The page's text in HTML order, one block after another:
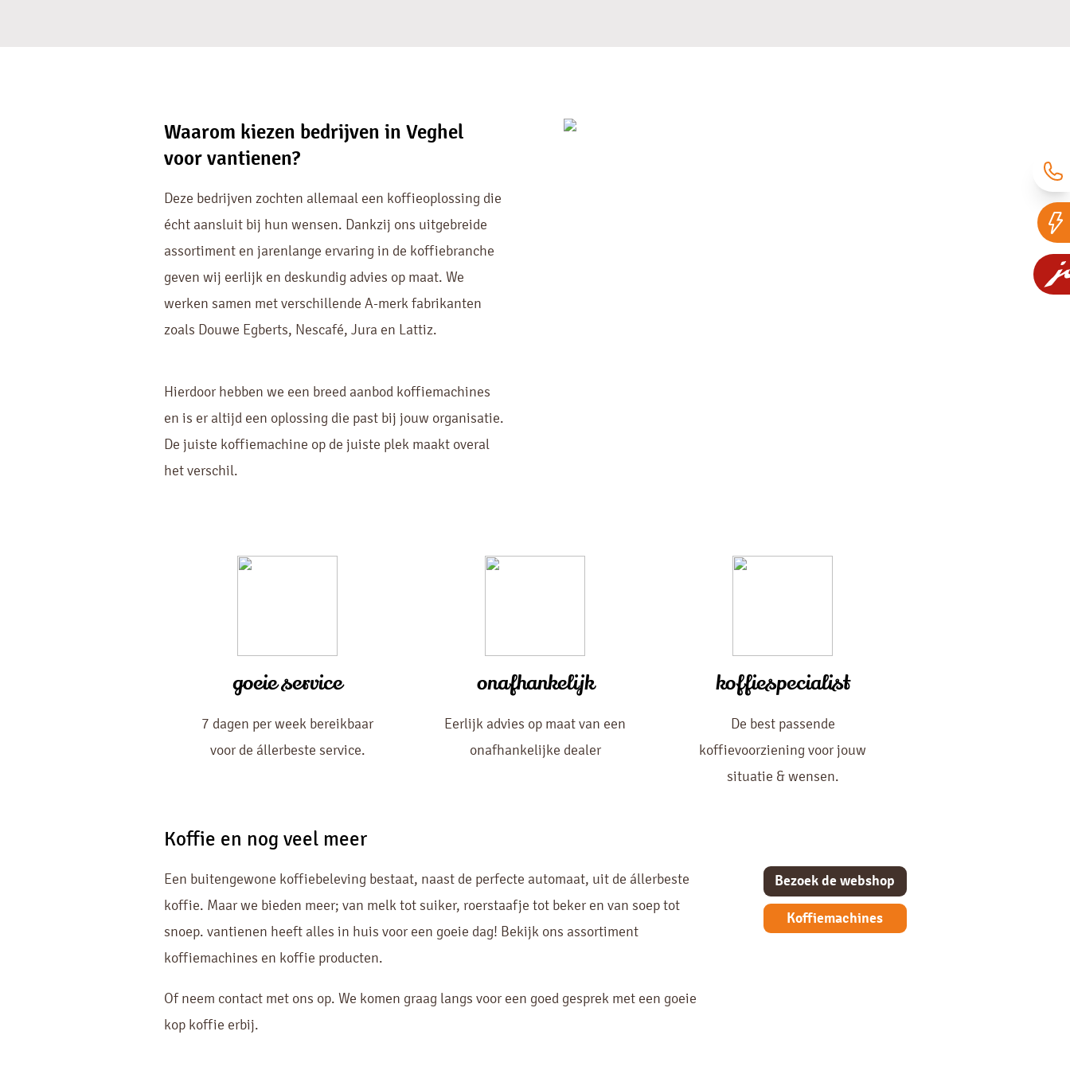
Waarom kiezen bedrijven in Veghel
voor vantienen?
Deze bedrijven zochten allemaal een koffieoplossing die
écht aansluit bij hun wensen. Dankzij ons uitgebreide
assortiment en jarenlange ervaring in de koffiebranche
geven wij eerlijk en deskundig advies op maat. We
werken samen met verschillende A-merk fabrikanten
zoals Douwe Egberts, Nescafé, Jura en Lattiz.
Hierdoor hebben we een breed aanbod koffiemachines
en is er altijd een oplossing die past bij jouw organisatie.
De juiste koffiemachine op de juiste plek maakt overal
het verschil.
goeie service
7 dagen per week bereikbaar
voor de állerbeste service.
onafhankelijk
Eerlijk advies op maat van een
onafhankelijke dealer
koffiespecialist
De best passende
koffievoorziening voor jouw
situatie & wensen.
Koffie en nog veel meer
Een buitengewone koffiebeleving bestaat, naast de perfecte automaat, uit de állerbeste
koffie. Maar we bieden meer; van melk tot suiker, roerstaafje tot beker en van soep tot
snoep. vantienen heeft alles in huis voor een goeie dag! Bekijk ons assortiment
koffiemachines en koffie producten.
Of neem contact met ons op. We komen graag langs voor een goed gesprek met een goeie
kop koffie erbij.
Bezoek de webshop
Koffiemachines